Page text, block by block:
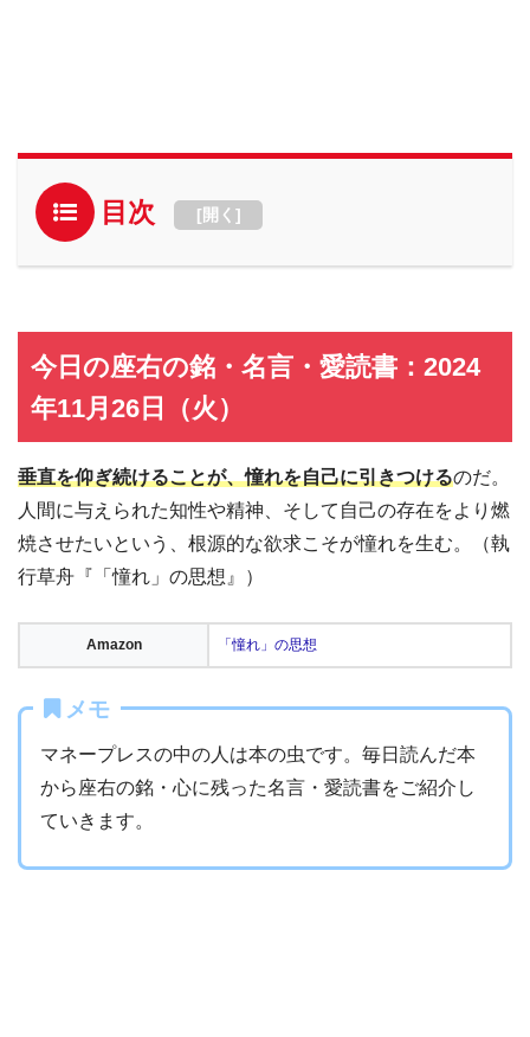
目次 [開く ]
今日の座右の銘・名言・愛読書：2024
年11月26日（火）
垂直を仰ぎ続けることが、憧れを自己に引きつけるのだ。
人間に与えられた知性や精神、そして自己の存在をより燃
焼させたいという、根源的な欲求こそが憧れを生む。（執
行草舟『「憧れ」の思想』）
Amazon 「憧れ」の思想
メモ
マネープレスの中の人は本の虫です。毎日読んだ本
から座右の銘・心に残った名言・愛読書をご紹介し
ていきます。